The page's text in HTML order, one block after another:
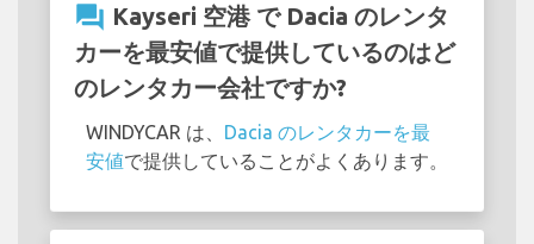
question_answer Kayseri 空港 で Dacia のレンタ
カーを最安値で提供しているのはど
のレンタカー会社ですか?
WINDYCAR は、 Dacia のレンタカーを最
安値で提供していることがよくあります。